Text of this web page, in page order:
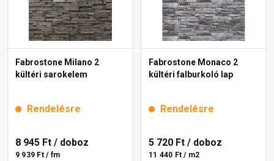
Fabrostone Milano 2
kültéri sarokelem
Rendelésre
8 945 Ft / doboz
9 939 Ft / fm
Fabrostone Monaco 2
kültéri falburkoló lap
Rendelésre
5 720 Ft / doboz
11 440 Ft / m2